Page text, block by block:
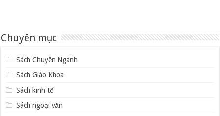
Chuyên mục
Sách Chuyên Ngành
Sách Giáo Khoa
Sách kinh tế
Sách ngoại văn